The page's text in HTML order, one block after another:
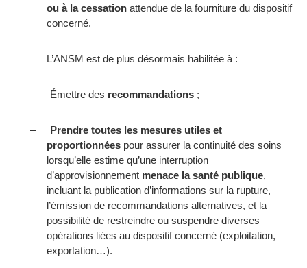
ou à la cessation attendue de la fourniture du dispositif
concerné.
L’ANSM est de plus désormais habilitée à :
– Émettre des recommandations ;
–
Prendre toutes les mesures utiles et
proportionnées pour assurer la continuité des soins
lorsqu’elle estime qu’une interruption
d’approvisionnement menace la santé publique,
incluant la publication d’informations sur la rupture,
l’émission de recommandations alternatives, et la
possibilité de restreindre ou suspendre diverses
opérations liées au dispositif concerné (exploitation,
exportation…).